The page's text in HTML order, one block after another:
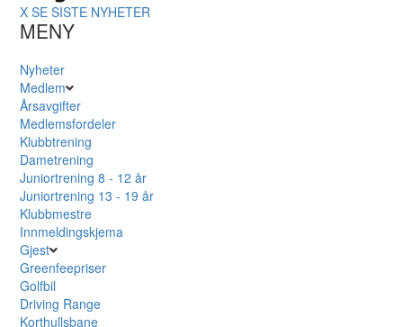
X SE SISTE NYHETER
MENY
Nyheter
Medlem
Årsavgifter
Medlemsfordeler
Klubbtrening
Dametrening
Juniortrening 8 - 12 år
Juniortrening 13 - 19 år
Klubbmestre
Innmeldingskjema
Gjest
Greenfeepriser
Golfbil
Driving Range
Korthullsbane